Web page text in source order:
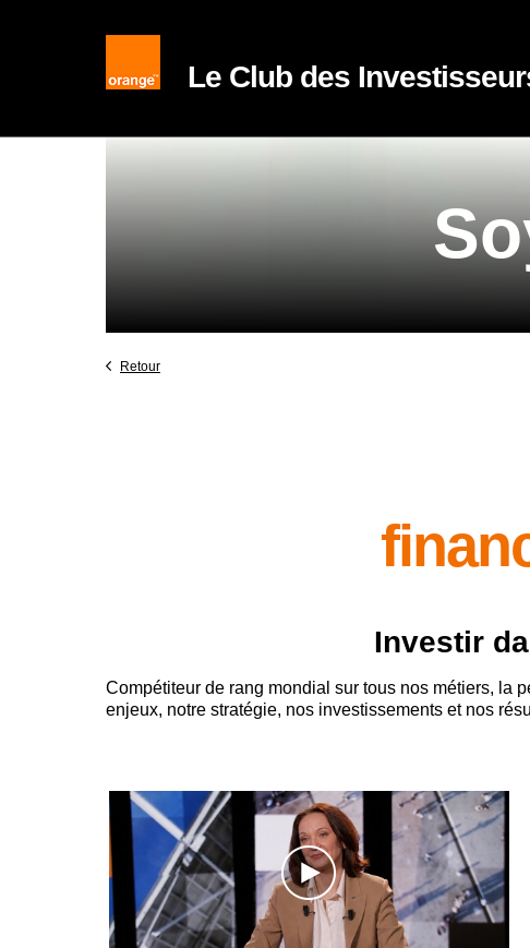
Le Club des
Retour
Investir
Compétiteur de rang mondial sur tous nos métiers, la
enjeux, notre stratégie, nos investissements et nos